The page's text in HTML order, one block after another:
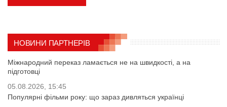
НОВИНИ ПАРТНЕРІВ
Міжнародний переказ ламається не на швидкості, а на
підготовці
05.08.2026, 15:45
Популярні фільми року: що зараз дивляться українці